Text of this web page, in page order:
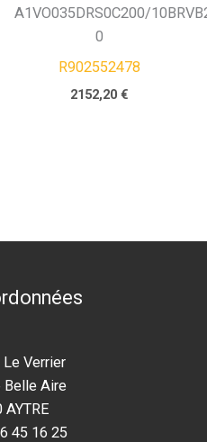
A1VO035DRS0C200/
0
R902552478
2152,20 €
Verrier
Belle Aire
AYTRE
45 16 25